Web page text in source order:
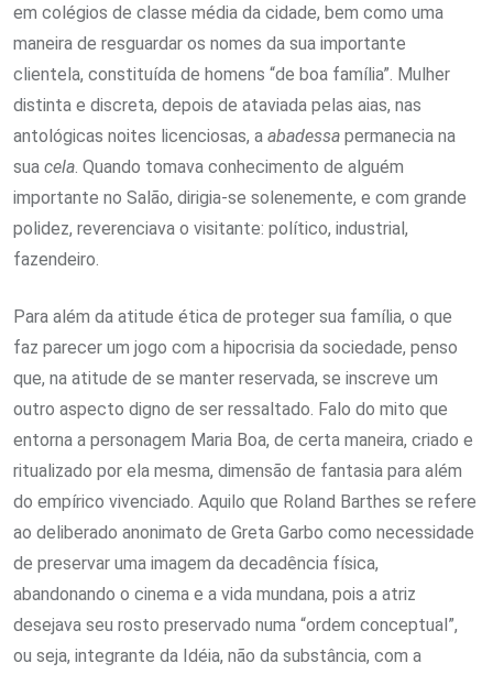
em colégios de classe média da cidade, bem como uma
maneira de resguardar os nomes da sua importante
clientela, constituída de homens “de boa família”. Mulher
distinta e discreta, depois de ataviada pelas aias, nas
antológicas noites licenciosas, a abadessa permanecia na
sua cela. Quando tomava conhecimento de alguém
importante no Salão, dirigia-se solenemente, e com grande
polidez, reverenciava o visitante: político, industrial,
fazendeiro.
Para além da atitude ética de proteger sua família, o que
faz parecer um jogo com a hipocrisia da sociedade, penso
que, na atitude de se manter reservada, se inscreve um
outro aspecto digno de ser ressaltado. Falo do mito que
entorna a personagem Maria Boa, de certa maneira, criado e
ritualizado por ela mesma, dimensão de fantasia para além
do empírico vivenciado. Aquilo que Roland Barthes se refere
ao deliberado anonimato de Greta Garbo como necessidade
de preservar uma imagem da decadência física,
abandonando o cinema e a vida mundana, pois a atriz
desejava seu rosto preservado numa “ordem conceptual”,
ou seja, integrante da Idéia, não da substância, com a